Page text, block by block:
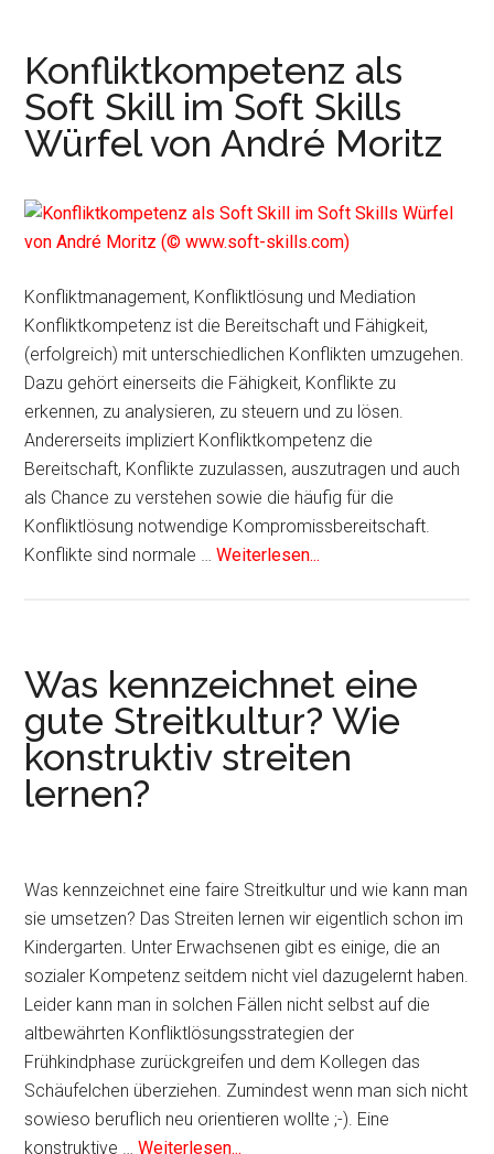
Konfliktkompetenz als
Soft Skill im Soft Skills
Würfel von André Moritz
Konfliktmanagement, Konfliktlösung und Mediation
Konfliktkompetenz ist die Bereitschaft und Fähigkeit,
(erfolgreich) mit unterschiedlichen Konflikten umzugehen.
Dazu gehört einerseits die Fähigkeit, Konflikte zu
erkennen, zu analysieren, zu steuern und zu lösen.
Andererseits impliziert Konfliktkompetenz die
Bereitschaft, Konflikte zuzulassen, auszutragen und auch
als Chance zu verstehen sowie die häufig für die
Konfliktlösung notwendige Kompromissbereitschaft.
Konflikte sind normale …Weiterlesen...
Was kennzeichnet eine
gute Streitkultur? Wie
konstruktiv streiten
lernen?
Was kennzeichnet eine faire Streitkultur und wie kann man
sie umsetzen? Das Streiten lernen wir eigentlich schon im
Kindergarten. Unter Erwachsenen gibt es einige, die an
sozialer Kompetenz seitdem nicht viel dazugelernt haben.
Leider kann man in solchen Fällen nicht selbst auf die
altbewährten Konfliktlösungsstrategien der
Frühkindphase zurückgreifen und dem Kollegen das
Schäufelchen überziehen. Zumindest wenn man sich nicht
sowieso beruflich neu orientieren wollte ;-). Eine
konstruktive …Weiterlesen...